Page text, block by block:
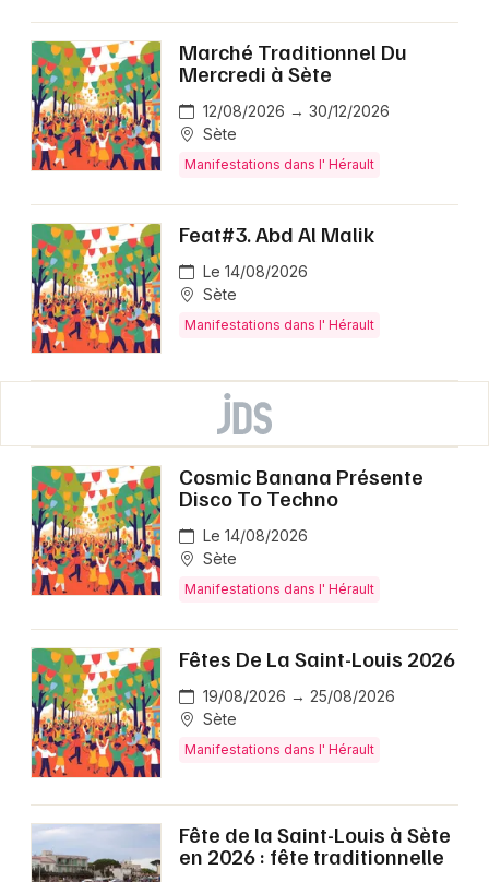
Marché Traditionnel Du
Mercredi à Sète
12/08/2026 → 30/12/2026
Sète
Manifestations dans l' Hérault
Feat#3. Abd Al Malik
Le 14/08/2026
Sète
Manifestations dans l' Hérault
Cosmic Banana Présente
Disco To Techno
Le 14/08/2026
Sète
Manifestations dans l' Hérault
Fêtes De La Saint-Louis 2026
19/08/2026 → 25/08/2026
Sète
Manifestations dans l' Hérault
Fête de la Saint-Louis à Sète
en 2026 : fête traditionnelle